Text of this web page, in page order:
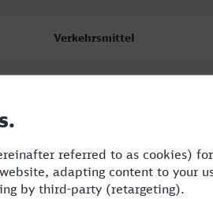
Verkehrsmittel
NBE,RE,ECE,ICE